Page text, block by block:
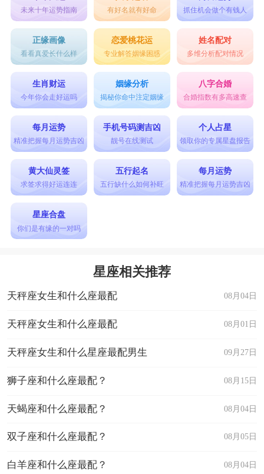
未来十年运势指南 有好名就有好命 抓住机会做个有钱人
正缘画像
看看真爱长什么样
恋爱桃花运
专业解答姻缘困惑
姓名配对
多维分析配对情况
生肖财运
今年你会走好运吗
姻缘分析
揭秘你命中注定姻缘
八字合婚
合婚指数有多高速查
每月运势
精准把握每月运势吉凶
手机号码测吉凶
靓号在线测试
个人占星
领取你的专属星盘报告
黄大仙灵签
求签求得好运连连
五行起名
五行缺什么如何补旺
每月运势
精准把握每月运势吉凶
星座合盘
你们是有缘的一对吗
星座相关推荐
08月04日
天秤座女生和什么座最配
08月01日
天秤座女生和什么座最配
09月27日
天秤座女生和什么星座最配男生
08月15日
狮子座和什么座最配？
08月04日
天蝎座和什么座最配？
08月05日
双子座和什么座最配？
08月04日
白羊座和什么座最配？